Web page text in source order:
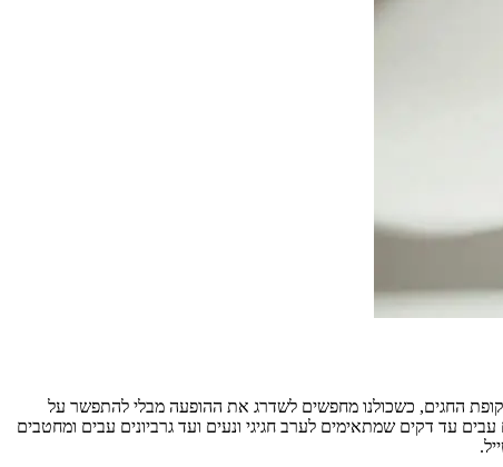
החגים, כשכולנו מחפשים לשדרג את ההופעה מבלי להתפשר על
עד דקים שמתאימים לערב חגיגי ונעים ועד גרביונים עבים ומחטבים